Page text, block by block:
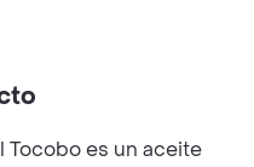
Tocobo es un aceite